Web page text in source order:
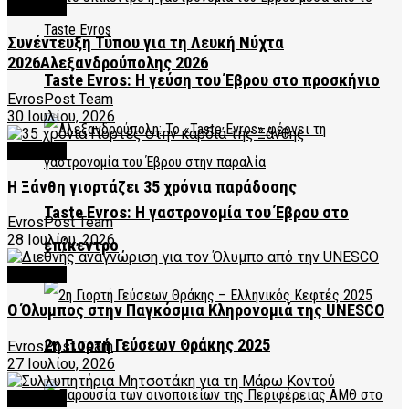
Taste Evros: Η γεύση του Έβρου στο προσκήνιο
Taste Evros: Η γαστρονομία του Έβρου στο
επίκεντρο
2η Γιορτή Γεύσεων Θράκης 2025
Συνέντευξη Τύπου για τη Λευκή Νύχτα
2026Αλεξανδρούπολης 2026
EvrosPost Team
30 Ιουλίου, 2026
Η Ξάνθη γιορτάζει 35 χρόνια παράδοσης
EvrosPost Team
28 Ιουλίου, 2026
Ο Όλυμπος στην Παγκόσμια Κληρονομιά της UNESCO
EvrosPost Team
27 Ιουλίου, 2026